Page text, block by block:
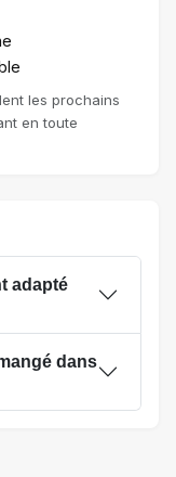
les prochains
en toute
adapté
dans